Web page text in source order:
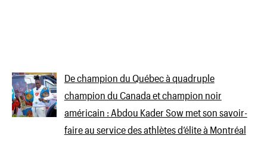
De champion du Québec à quadruple
champion du Canada et champion noir
américain : Abdou Kader Sow met son savoir-
faire au service des athlètes d’élite à Montréal